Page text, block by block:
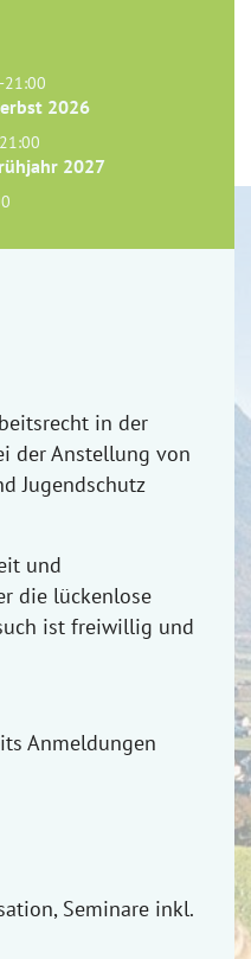
21:00
2026
2027
in der
der Anstellung von
Jugendschutz
und
die lückenlose
ist freiwillig und
Anmeldungen
Seminare inkl.